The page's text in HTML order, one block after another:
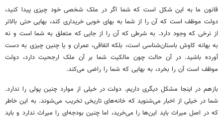
قانون ما به این شکل است که شما اگر در ملک شخصی خود چیزی پیدا کنید،
دولت موظف است که آن را از شما به بهای خوبی خریداری کند، بهایی حتی بالاتر
از نرخی که وجود دارد. به شرطی که آن را از جایی که متعلق به شما است و نه
به بهانه کاوش باستان‌شناسی است، بلکه اتفاقی، عمران و یا چنین چیزی به دست
آورده باشید. در آن حالت چون مالکیت شما بر آن ملک ارجحیت دارد، دولت
موظف است آن را بخرد، به بهایی که شما را راضی می‌کند.
بازهم در اینجا مشکل دیگری داریم. دولت در خیلی از موارد چنین پولی را ندارد.
شما در خیلی از اخبار می‌شنوید که خانه‌های تاریخی تخریب می‌شوند. به این خاطر
که در اصل میراث باید این‌ها را می‌خرید، اما چنین بودجه‌ای را میراث ندارد و باید